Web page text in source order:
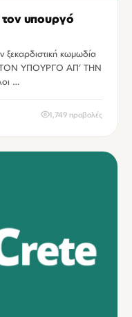
υπουργό
κωμωδία
ΤΟΝ ΥΠΟΥΡΓΟ ΑΠ’ ΤΗΝ
…
1,749 προβολές